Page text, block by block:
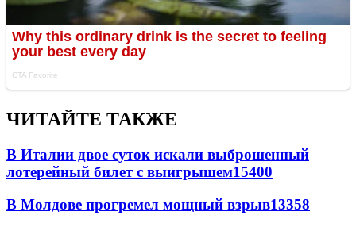
ЧИТАЙТЕ ТАКЖЕ
В Италии двое суток искали выброшенный
лотерейный билет с выигрышем15400
В Молдове прогремел мощный взрыв13358